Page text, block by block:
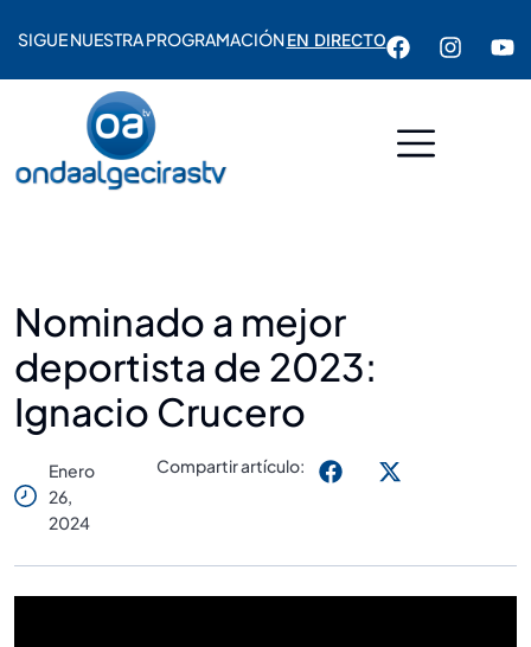
SIGUE NUESTRA PROGRAMACIÓNEN DIRECTO
Nominado a mejor
deportista de 2023:
Ignacio Crucero
Enero
26,
2024
Compartir artículo: